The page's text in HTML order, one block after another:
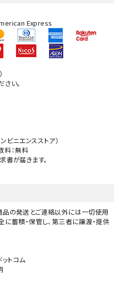
Express
さい。
ンビニエンスストア）
料：無料
が届きます。
の発送とご連絡以外には一切使用
蓄積・保管し、第三者に譲渡・提供
トコム